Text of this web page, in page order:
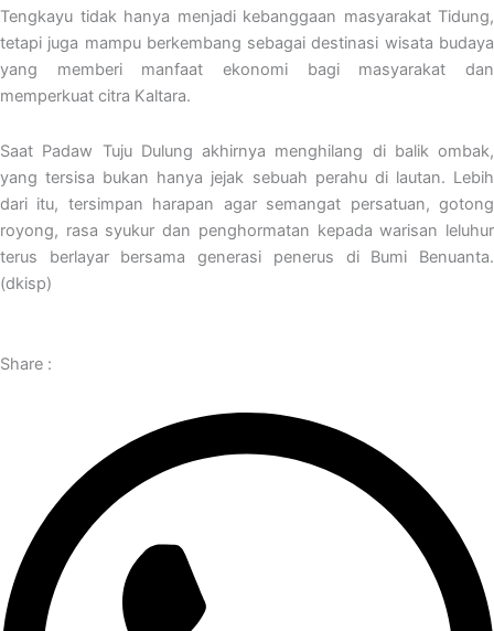
Tengkayu tidak hanya menjadi kebanggaan masyarakat Tidung,
tetapi juga mampu berkembang sebagai destinasi wisata budaya
yang memberi manfaat ekonomi bagi masyarakat dan
memperkuat citra Kaltara.
Saat Padaw Tuju Dulung akhirnya menghilang di balik ombak,
yang tersisa bukan hanya jejak sebuah perahu di lautan. Lebih
dari itu, tersimpan harapan agar semangat persatuan, gotong
royong, rasa syukur dan penghormatan kepada warisan leluhur
terus berlayar bersama generasi penerus di Bumi Benuanta.
(dkisp)
Share :